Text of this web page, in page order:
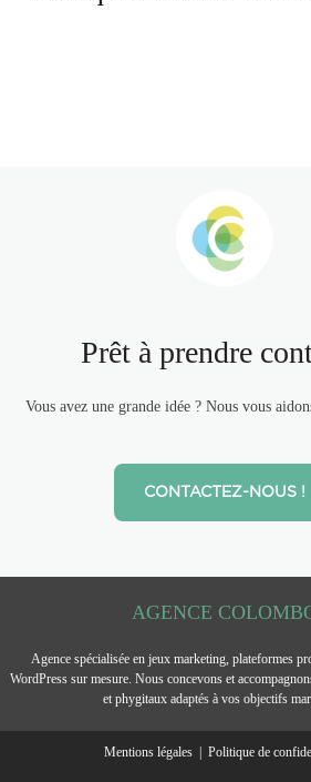
Prêt à prendre
Vous avez une grande idée ? Nous vous
CONTACTEZ-NOUS !
AGENCE
Agence spécialisée en jeux marketing, plateformes
WordPress sur mesure. Nous concevons et
et phygitaux adaptés à vos objectifs
Mentions légales| Politique de